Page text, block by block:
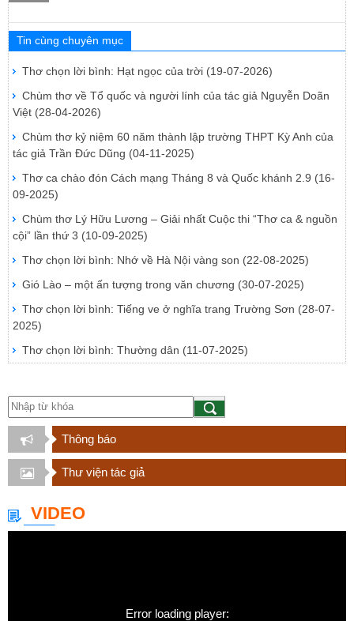
Tin cùng chuyên mục
Thơ chọn lời bình: Hạt ngọc của trời (19-07-2026)
Chùm thơ về Tổ quốc và người lính của tác giả Nguyễn Doãn
Việt (28-04-2026)
Chùm thơ kỷ niệm 60 năm thành lập trường THPT Kỳ Anh của
tác giả Trần Đức Dũng (04-11-2025)
Thơ ca chào đón Cách mạng Tháng 8 và Quốc khánh 2.9 (16-
09-2025)
Chùm thơ Lý Hữu Lương – Giải nhất Cuộc thi “Thơ ca & nguồn
cội” lần thứ 3 (10-09-2025)
Thơ chọn lời bình: Nhớ về Hà Nội vàng son (22-08-2025)
Gió Lào – một ấn tượng trong văn chương (30-07-2025)
Thơ chọn lời bình: Tiếng ve ở nghĩa trang Trường Sơn (28-07-
2025)
Thơ chọn lời bình: Thường dân (11-07-2025)
Thông báo
Thư viện tác giả
VIDEO
Error loading player: